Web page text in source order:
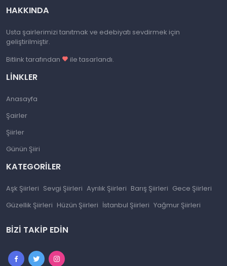
HAKKINDA
Usta şairlerimizi tanıtmak ve edebiyatı sevdirmek için
geliştirilmiştir.
Bitlink tarafından
ile tasarlandı.
LINKLER
Anasayfa
Şairler
Şiirler
Günün Şiiri
KATEGORILER
Aşk Şiirleri Sevgi Şiirleri Ayrılık Şiirleri Barış Şiirleri Gece Şiirleri
Güzellik Şiirleri Hüzün Şiirleri İstanbul Şiirleri Yağmur Şiirleri
BIZI TAKIP EDIN